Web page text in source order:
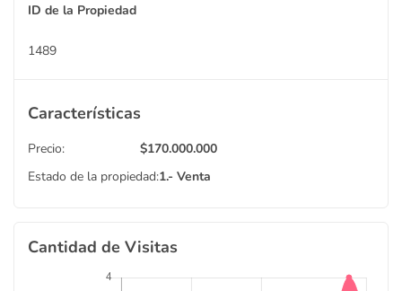
ID de la Propiedad
1489
Características
Precio: $170.000.000
Estado de la propiedad:1.- Venta
Cantidad de Visitas